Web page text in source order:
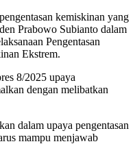
kemiskinan yang
Prabowo Subianto dalam
Pengentasan
Ekstrem.
8/2025 upaya
dengan melibatkan
dalam upaya pengentasan
mampu menjawab